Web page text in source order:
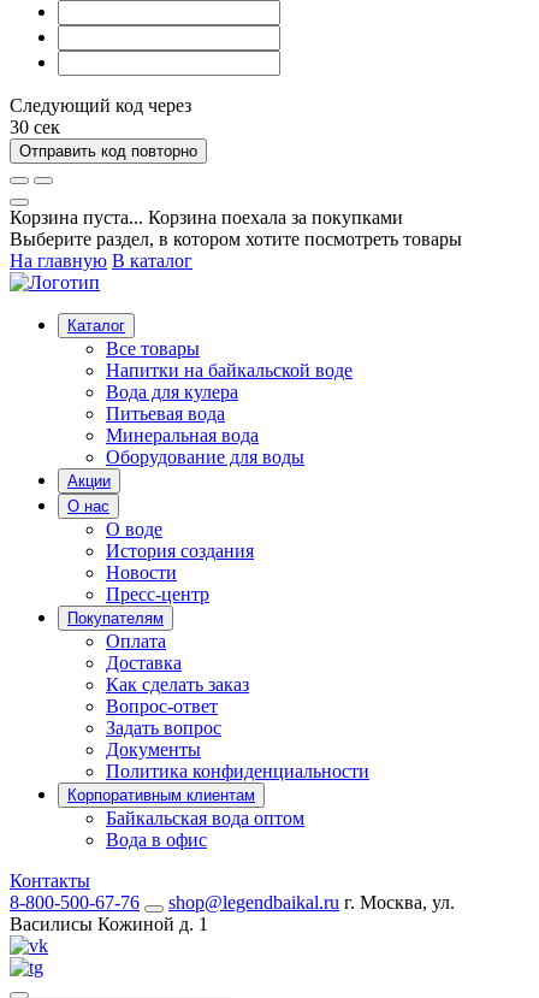
Следующий код через
30 сек
Отправить код повторно
Корзина пуста... Корзина поехала за покупками
Выберите раздел, в котором хотите посмотреть товары
На главную В каталог
Каталог
Все товары
Напитки на байкальской воде
Вода для кулера
Питьевая вода
Минеральная вода
Оборудование для воды
Акции
О нас
О воде
История создания
Новости
Пресс-центр
Покупателям
Оплата
Доставка
Как сделать заказ
Вопрос-ответ
Задать вопрос
Документы
Политика конфиденциальности
Корпоративным клиентам
Байкальская вода оптом
Вода в офис
Контакты
8-800-500-67-76
shop@legendbaikal.ru г. Москва, ул.
Василисы Кожиной д. 1